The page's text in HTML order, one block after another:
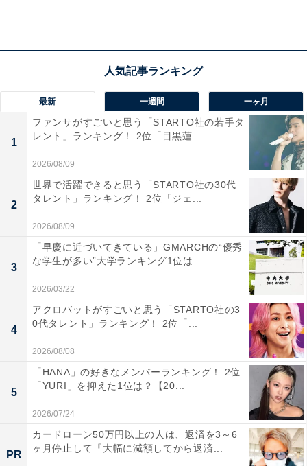
第2位：松本潤（91票）
2位には、「松本潤」さんがランクイン！ 高い演技力と
テレビ映えするルックスで、さまざまなドラマの主演を
こなしてきた松本さん。小さいころは、スポーツに熱中
していた時期もあったそうです。
コメントを見ると、「1番自分の魅せ方をわかっている
と思うから」（神奈川県／20代女性）や、「運動神経も
良く、ダンスパフォーマンスもさまになっているから」
（兵庫県／50代女性）、「切れがいい感じ」（東京都／
最新 一週間 一ヶ月
1
ファンサがすごいと思う「STARTO社の若手タ
レント」ランキング！ 2位「目黒蓮...
2026/08/09
2
世界で活躍できると思う「STARTO社の30代
タレント」ランキング！ 2位「ジェ...
2026/08/09
3
「早慶に近づいてきている」GMARCHの“優秀
な学生が多い”大学ランキング1位は...
2026/03/22
4
アクロバットがすごいと思う「STARTO社の3
0代タレント」ランキング！ 2位「...
2026/08/08
5
「HANA」の好きなメンバーランキング！ 2位
「YURI」を抑えた1位は？【20...
2026/07/24
PR
カードローン50万円以上の人は、返済を3～6
ヶ月停止して『大幅に減額してから返済...